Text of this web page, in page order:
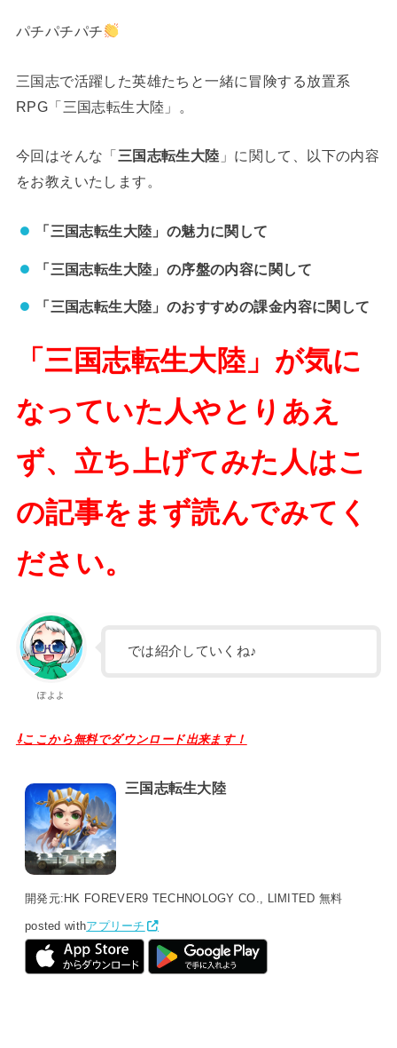
パチパチパチ
三国志で活躍した英雄たちと一緒に冒険する放置系
RPG「三国志転生大陸」。
今回はそんな「三国志転生大陸 」に関して、以下の内容
をお教えいたします。
「三国志転生大陸」の魅力に関して
「三国志転生大陸」の序盤の内容に関して
「三国志転生大陸」のおすすめの課金内容に関して
「三国志転生大陸」が気に
なっていた人やとりあえ
ず、立ち上げてみた人はこ
の記事をまず読んでみてく
ださい。
ぽよよ
では紹介していくね♪
⇩ここから無料でダウンロード出来ます！
三国志転生大陸
開発元: HK FOREVER9 TECHNOLOGY CO., LIMITED 無料
posted withアプリーチ